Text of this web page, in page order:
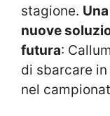
stagione.
nuove
futura:
di sbarcare
nel